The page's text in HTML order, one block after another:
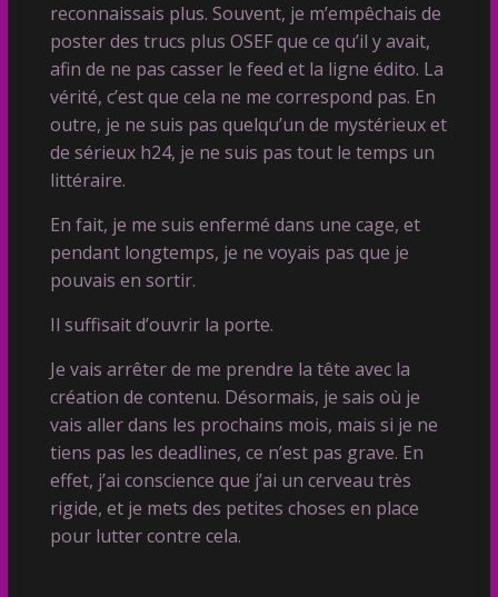
reconnaissais plus. Souvent, je m’empêchais de
poster des trucs plus OSEF que ce qu’il y avait,
afin de ne pas casser le feed et la ligne édito. La
vérité, c’est que cela ne me correspond pas. En
outre, je ne suis pas quelqu’un de mystérieux et
de sérieux h24, je ne suis pas tout le temps un
littéraire.
En fait, je me suis enfermé dans une cage, et
pendant longtemps, je ne voyais pas que je
pouvais en sortir.
Il suffisait d’ouvrir la porte.
Je vais arrêter de me prendre la tête avec la
création de contenu. Désormais, je sais où je
vais aller dans les prochains mois, mais si je ne
tiens pas les deadlines, ce n’est pas grave. En
effet, j’ai conscience que j’ai un cerveau très
rigide, et je mets des petites choses en place
pour lutter contre cela.